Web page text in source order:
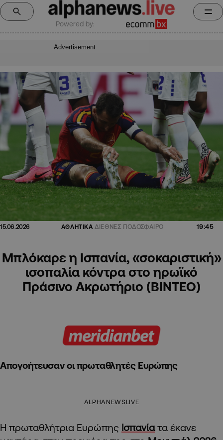
Powered by:
Advertisement
15.06.2026 ΑΘΛΗΤΙΚΑ ΔΙΕΘΝΕΣ ΠΟΔΟΣΦΑΙΡΟ 19:45
Μπλόκαρε η Ισπανία, «σοκαριστική»
ισοπαλία κόντρα στο ηρωϊκό
Πράσινο Ακρωτήριο (ΒΙΝΤΕΟ)
Απογοήτευσαν οι πρωταθλητές Ευρώπης
ALPHANEWSLIVE
Η πρωταθλήτρια Ευρώπης Ισπανίατα έκανε